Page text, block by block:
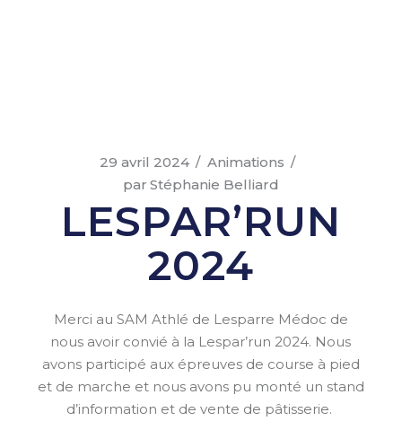
29 avril 2024
Animations
par Stéphanie Belliard
LESPAR’RUN
2024
Merci au SAM Athlé de Lesparre Médoc de
nous avoir convié à la Lespar’run 2024. Nous
avons participé aux épreuves de course à pied
et de marche et nous avons pu monté un stand
d’information et de vente de pâtisserie.